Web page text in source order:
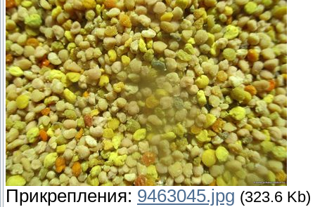
Прикрепления: 9463045.jpg (323.6 Kb)